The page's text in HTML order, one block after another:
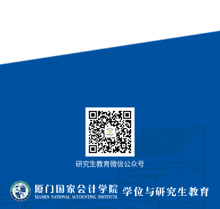
研究生教育微信公众号